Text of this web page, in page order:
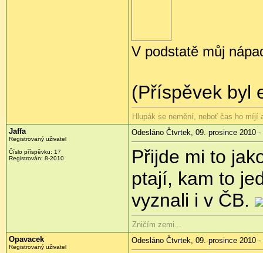
V podstatě můj
(Příspěvek byl
Hlupák se nemění, neboť čas ho míjí
Jaffa
Registrovaný uživatel
Číslo příspěvku: 17
Registrován: 8-2010
Odesláno Čtvrtek, 09. prosince 2010 -
Přijde mi to
ptají, kam to
vyznali i v ČB.
Zničím zemi...
Opavacek
Registrovaný uživatel
Odesláno Čtvrtek, 09. prosince 2010 -